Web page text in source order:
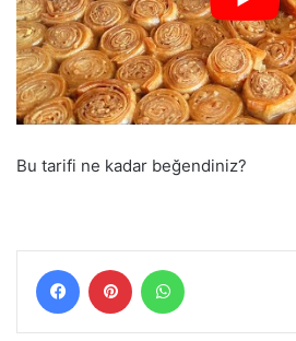
Bu tarifi ne kadar beğendiniz?
FacebookPinterest